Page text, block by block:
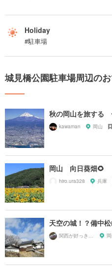
Holiday
#駐車場
城見橋公園駐車場周辺の
秋の岡山を旅する
kawaman 岡山
岡山 向日葵畑🌻
hiro.ura328 兵庫
天空の城！？備中